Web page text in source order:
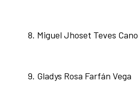
Miguel Jhoset Teves Cano
Gladys Rosa Farfán Vega